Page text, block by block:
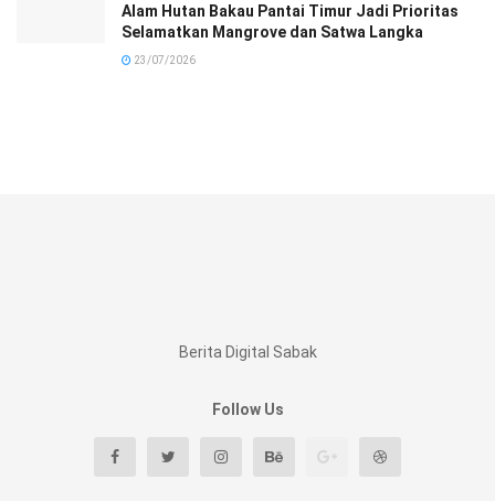
Alam Hutan Bakau Pantai Timur Jadi Prioritas
Selamatkan Mangrove dan Satwa Langka
23/07/2026
Berita Digital Sabak
Follow Us